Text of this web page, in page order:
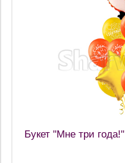
Букет "Мне три года!"